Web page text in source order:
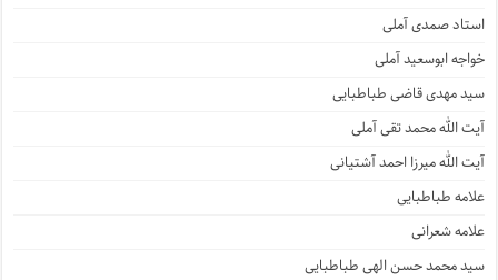
استاد صمدی آملی
خواجه ابوسعید آملی
سید مهدی قاضی طباطبایی
آیت الله محمد تقی آملی
آیت الله میرزا احمد آشتیانی
علامه طباطبایی
علامه شعرانی
سید محمد حسن الهی طباطبایی